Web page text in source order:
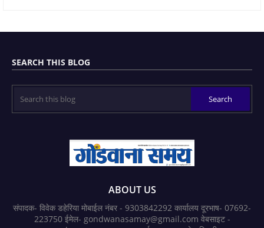
SEARCH THIS BLOG
ABOUT US
संपादक- विवेक डहेरिया मोबाईल नंबर - 9303842292 कार्यालय दूरभाष- 07692-
223750 ईमेल- gondwanasamay@gmail.com वेबसाइट -